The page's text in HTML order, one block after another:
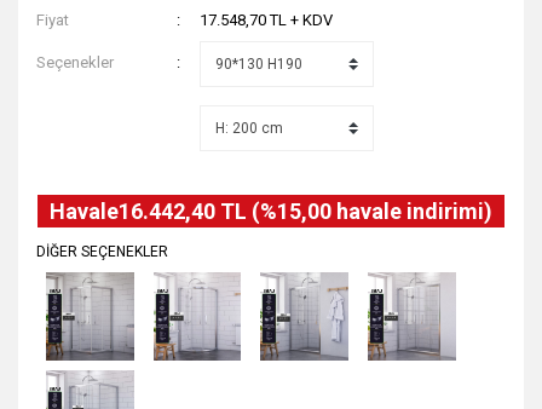
Fiyat
17.548,70 TL + KDV
Seçenekler
Havale16.442,40 TL (%15,00 havale indirimi)
DİĞER SEÇENEKLER